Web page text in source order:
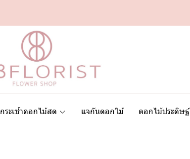
กระเช้าดอกไม้สด แจกันดอกไม้ ดอกไม้ประดิษฐ์